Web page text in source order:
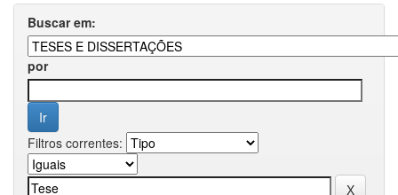
Buscar em:
por
Filtros correntes: